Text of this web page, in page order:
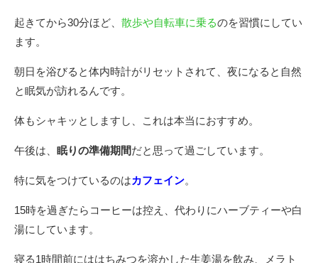
起きてから30分ほど、 散歩や⾃転⾞に乗るのを習慣にしてい
ます。
朝⽇を浴びると体内時計がリセットされて、夜になると⾃然
と眠気が訪れるんです。
体もシャキッとしますし、これは本当におすすめ。
午後は、 眠りの準備期間だと思って過ごしています。
特に気をつけているのはカフェイン。
15時を過ぎたらコーヒーは控え、代わりにハーブティーや⽩
湯にしています。
寝る1時間前にははちみつを溶かした生姜湯を飲み、メラト